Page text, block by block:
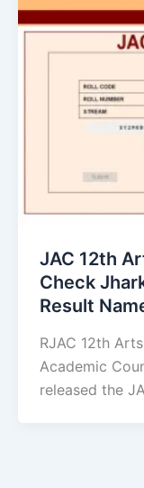
JAC 12th
Check
Result
RJAC 12th
Academic
released the